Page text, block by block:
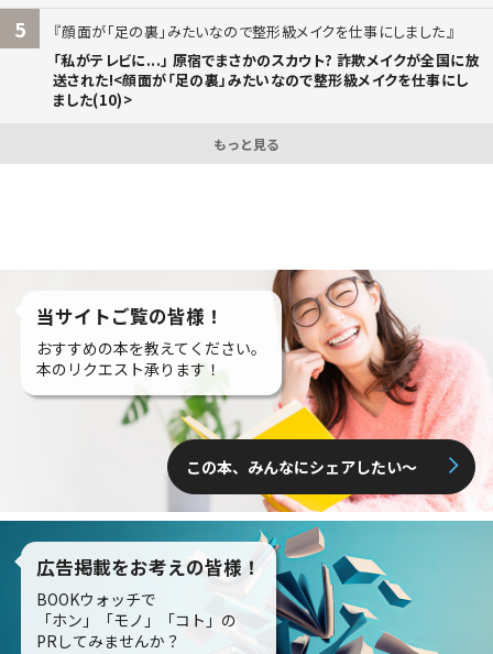
5
顔面が「足の裏」みたいなので整形級メイクを仕事にしました
「私がテレビに...」 原宿でまさかのスカウト? 詐欺メイクが全国に放
送された!<顔面が「足の裏」みたいなので整形級メイクを仕事にし
ました(10)>
もっと見る
当サイトご覧の皆様！
おすすめの本を教えてください。
本のリクエスト承ります！
この本、みんなにシェアしたい〜
広告掲載をお考えの皆様！
BOOKウォッチで
「ホン」「モノ」「コト」の
PRしてみませんか？